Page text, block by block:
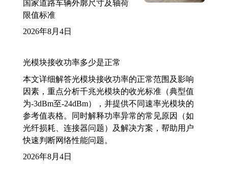
国家道路车辆外廓尺寸及轴荷
限值标准
2026年8月4日
光模块接收功率多少是正常
本文详细解答光模块接收功率的正常范围及影响
因素，重点分析千兆光模块的收光标准（典型值
为-3dBm至-24dBm），并提供不同速率光模块的
参考值表格。同时解释功率异常的常见原因（如
光纤损耗、连接器问题）及解决方案，帮助用户
快速判断网络性能问题。
2026年8月4日